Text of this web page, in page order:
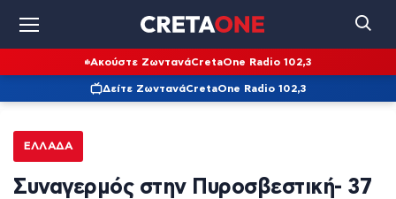
Ακούστε ΖωντανάCretaOne Radio 102,3
Δείτε ΖωντανάCretaOne Radio 102,3
ΕΛΛΆΔΑ
Συναγερμός στην Πυροσβεστική- 37